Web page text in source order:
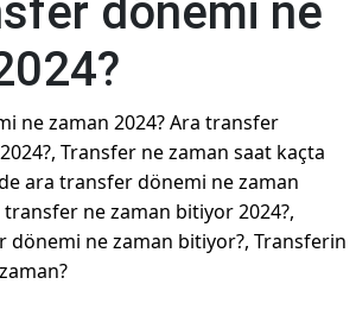
dönemi ne
ne zaman 2024? Ara transfer
Transfer ne zaman saat kaçta
ara transfer dönemi ne zaman
ne zaman bitiyor 2024?,
dönemi ne zaman bitiyor?, Transferin